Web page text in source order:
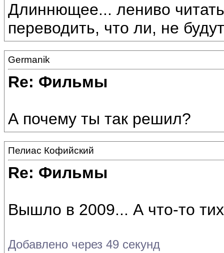
Длиннющее... лениво
переводить, что ли, не
Germanik
Re: Фильмы
А почему ты так решил?
Пелиас Кофийский
Re: Фильмы
Вышло в 2009... А что-то
Добавлено через 49 секунд